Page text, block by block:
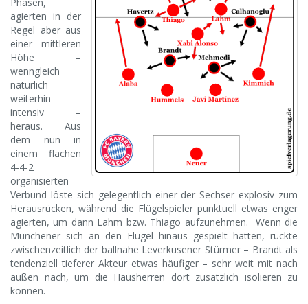
agierten in der
Regel aber aus
einer mittleren
Höhe –
wenngleich
natürlich
weiterhin
intensiv –
heraus. Aus
dem nun in
einem flachen
4-4-2
organisierten
Verbund löste sich gelegentlich einer der Sechser explosiv zum
Herausrücken, während die Flügelspieler punktuell etwas enger
agierten, um dann Lahm bzw. Thiago aufzunehmen. Wenn die
Münchener sich an den Flügel hinaus gespielt hatten, rückte
zwischenzeitlich der ballnahe Leverkusener Stürmer – Brandt als
tendenziell tieferer Akteur etwas häufiger – sehr weit mit nach
außen nach, um die Hausherren dort zusätzlich isolieren zu
können.